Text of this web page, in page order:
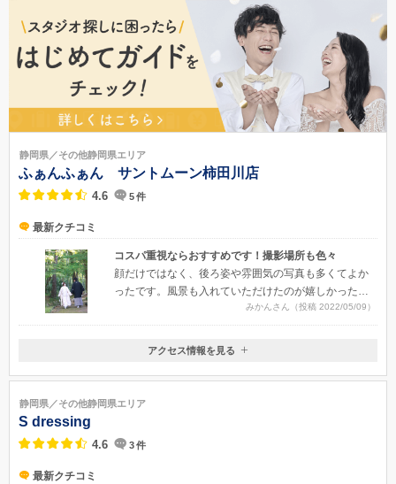
静岡県／その他静岡県エリア
ふぁんふぁん サントムーン柿田川店
4.6 5件
最新クチコミ
コスパ重視ならおすすめです！撮影場所も色々
顔だけではなく、後ろ姿や雰囲気の写真も多くてよか
ったです。風景も入れていただけたのが嬉しかったで
みかんさん（投稿 2022/05/09）
静岡県駿東郡清水町伏見字泉頭58-1サントムーン柿田川店アネックス3F
アクセス情報を見る
静岡県／その他静岡県エリア
S dressing
4.6 3件
最新クチコミ